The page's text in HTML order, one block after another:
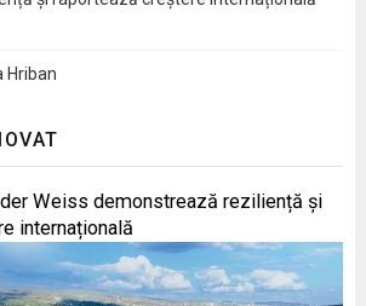
Hriban
Weiss demonstrează reziliență și
internațională